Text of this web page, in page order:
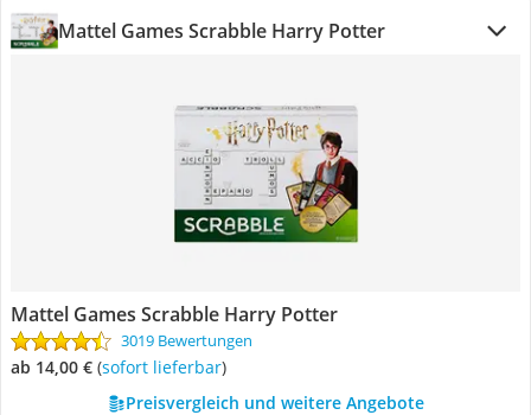
Mattel Games Scrabble Harry Potter
Mattel Games Scrabble Harry Potter
3019 Bewertungen
ab 14,00 € ( Sofort lieferbar)
Preisvergleich und weitere Angebote